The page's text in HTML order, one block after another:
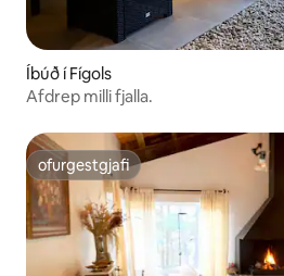
Íbúð í Fígols
Afdrep milli fjalla.
ofurgestgjafi
ofurgestgjafi